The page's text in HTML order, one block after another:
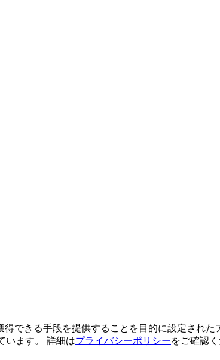
できる手段を提供することを目的に設定され
います。 詳細はプライバシーポリシーをご確認く